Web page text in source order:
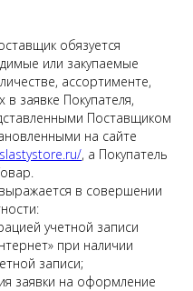
обязуется
или закупаемые
ассортименте,
в заявке Покупателя,
Поставщиком
на сайте
slastystore.ru/, а Покупатель
в совершении
учетной записи
при наличии
записи;
заявки на оформление